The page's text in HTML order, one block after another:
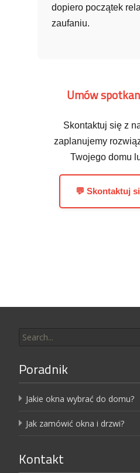
dopiero początek
zaufaniu.
Umów
Skontaktuj się z
zaplanujemy
Twojego domu
💬 Skontaktuj
for:
Poradnik
Jakie okna wybrać do domu?
Jak zamówić okna i drzwi?
Kontakt